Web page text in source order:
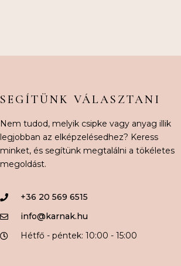
SEGÍTÜNK VÁLASZTANI
Nem tudod, melyik csipke vagy anyag illik
legjobban az elképzelésedhez? Keress
minket, és segítünk megtalálni a tökéletes
megoldást.
+36 20 569 6515
info@karnak.hu
Hétfő - péntek: 10:00 - 15:00